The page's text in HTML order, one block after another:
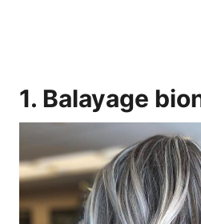
1. Balayage